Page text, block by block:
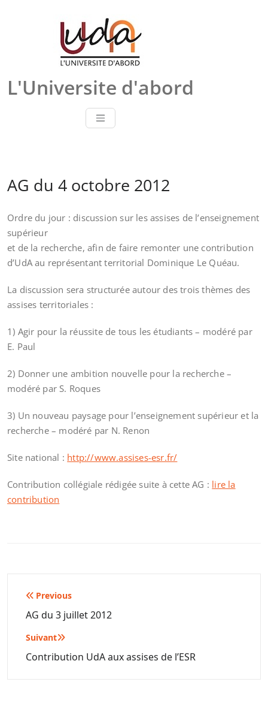
L'Universite d'abord
AG du 4 octobre 2012
Ordre du jour : discussion sur les assises de l’enseignement
supérieur
et de la recherche, afin de faire remonter une contribution
d’UdA au représentant territorial Dominique Le Quéau.
La discussion sera structurée autour des trois thèmes des
assises territoriales :
1) Agir pour la réussite de tous les étudiants – modéré par
E. Paul
2) Donner une ambition nouvelle pour la recherche –
modéré par S. Roques
3) Un nouveau paysage pour l’enseignement supérieur et la
recherche – modéré par N. Renon
Site national : http://www.assises-esr.fr/
Contribution collégiale rédigée suite à cette AG : lire la
contribution
Navigation
de
l’article
Previous
AG du 3 juillet 2012
Suivant
Contribution UdA aux assises de l’ESR